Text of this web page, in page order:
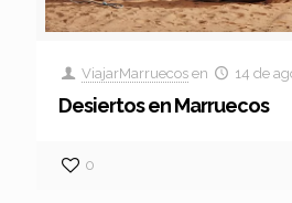
ViajarMarruecos en 14 de
Desiertos en Marruecos
0